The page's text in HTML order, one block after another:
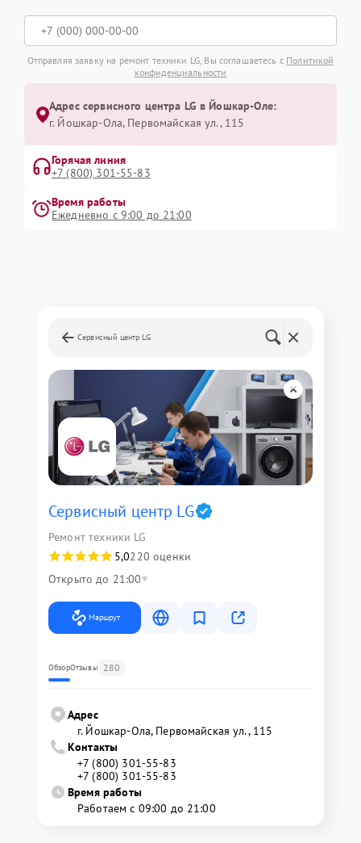
Отправляя заявку на ремонт техники LG, Вы соглашаетесь с Политикой
конфиденциальности
Адрес сервисного центра LG в Йошкар-Оле:
г. Йошкар-Ола, Первомайская ул., 115
Горячая линия
+7 (800) 301-55-83
Время работы
Ежедневно с 9:00 до 21:00
Сервисный центр LG
Сервисный центр LG
Ремонт техники LG
5,0220 оценки
Открыто до 21:00
Маршрут
ОбзорОтзывы 280
Адрес
г. Йошкар-Ола, Первомайская ул., 115
Контакты
+7 (800) 301-55-83
+7 (800) 301-55-83
Время работы
Работаем с 09:00 до 21:00